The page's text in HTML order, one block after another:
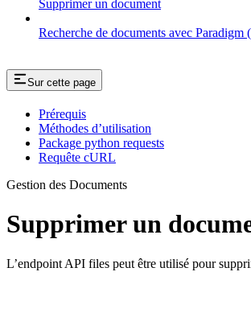
Supprimer un document
Recherche de documents avec Paradigm
Sur cette page
Prérequis
Méthodes d’utilisation
Package python requests
Requête cURL
Gestion des Documents
Supprimer un
L’endpoint API files peut être utilisé pour